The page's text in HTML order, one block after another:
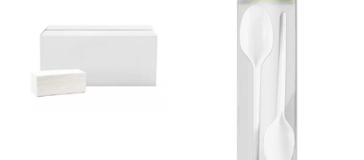
Sistem unica folosinta
Uscatoare maini